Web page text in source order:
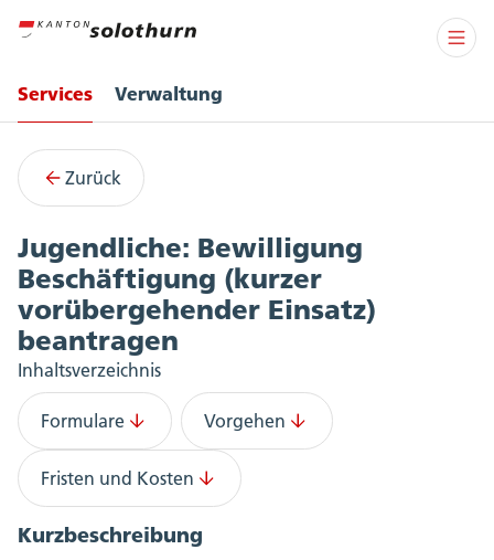
Services Verwaltung
Zurück
Jugendliche: Bewilligung
Beschäftigung (kurzer
vorübergehender Einsatz)
beantragen
Inhaltsverzeichnis
Formulare Vorgehen
Fristen und Kosten
Kurzbeschreibung